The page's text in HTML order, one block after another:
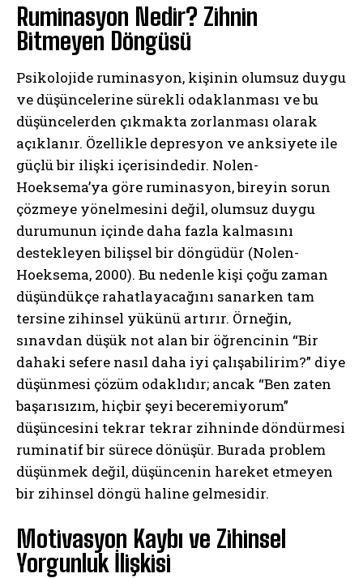
Ruminasyon Nedir? Zihnin
Bitmeyen Döngüsü
Psikolojide ruminasyon, kişinin olumsuz duygu
ve düşüncelerine sürekli odaklanması ve bu
düşüncelerden çıkmakta zorlanması olarak
açıklanır. Özellikle depresyon ve anksiyete ile
güçlü bir ilişki içerisindedir. Nolen-
Hoeksema’ya göre ruminasyon, bireyin sorun
çözmeye yönelmesini değil, olumsuz duygu
durumunun içinde daha fazla kalmasını
destekleyen bilişsel bir döngüdür (Nolen-
Hoeksema, 2000). Bu nedenle kişi çoğu zaman
düşündükçe rahatlayacağını sanarken tam
tersine zihinsel yükünü artırır. Örneğin,
sınavdan düşük not alan bir öğrencinin “Bir
dahaki sefere nasıl daha iyi çalışabilirim?” diye
düşünmesi çözüm odaklıdır; ancak “Ben zaten
başarısızım, hiçbir şeyi beceremiyorum”
düşüncesini tekrar tekrar zihninde döndürmesi
ruminatif bir sürece dönüşür. Burada problem
düşünmek değil, düşüncenin hareket etmeyen
bir zihinsel döngü haline gelmesidir.
Motivasyon Kaybı ve Zihinsel
Yorgunluk İlişkisi